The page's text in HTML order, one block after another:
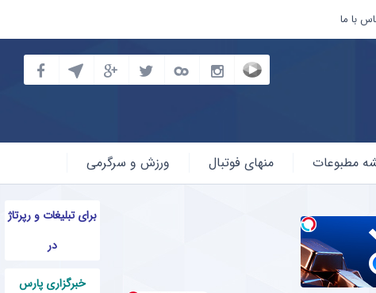
با ما
مطبوعات منهای فوتبال ورزش و سرگرمی
برای تبلیغات و رپرتاژ
در
خبرگزاری پارس